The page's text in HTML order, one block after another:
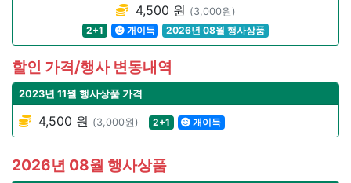
4,500 원 (3,000원)
2+1
개이득 2026년 08월 행사상품
할인 가격/행사 변동내역
2023년 11월 행사상품 가격
4,500 원 (3,000원) 2+1 개이득
2026년 08월 행사상품